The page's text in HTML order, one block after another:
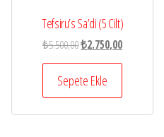
Tefsiru’s Sa’di (5 Cilt)
₺5.500,00Orijinal
fiyat:
₺5.500,00.
₺2.750,00Şu
andaki
₺2.750,00.
Sepete Ekle